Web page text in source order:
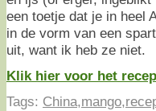
een toetje dat je in heel
in de vorm van een
uit, want ik heb ze niet.
Klik hier voor het
Tags: China,mango,